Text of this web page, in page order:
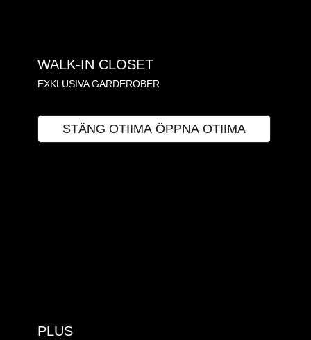
WALK-IN CLOSET
EXKLUSIVA GARDEROBER
STÄNG OTIIMA ÖPPNA OTIIMA
PLUS